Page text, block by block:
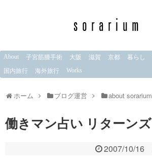
About 子宮筋腫手術 大阪 滋賀 京都 暮らし
国内旅行
海外旅行 Works
ホーム ブログ運営 about sorarium
働きマン占い リターンズ
2007/10/16